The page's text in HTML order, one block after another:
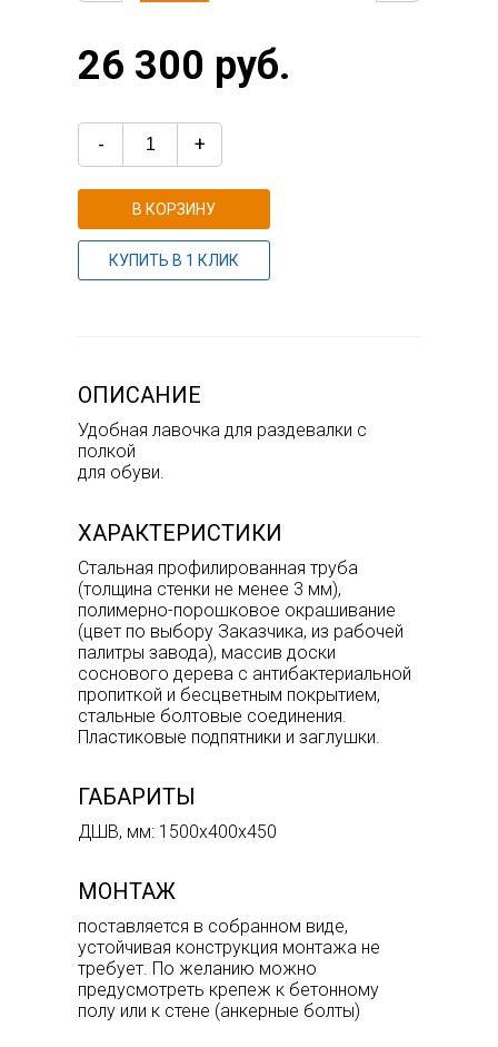
26 300 руб.
- +
В КОРЗИНУ
КУПИТЬ В 1 КЛИК
ОПИСАНИЕ
Удобная лавочка для раздевалки с
полкой
для обуви.
ХАРАКТЕРИСТИКИ
Стальная профилированная труба
(толщина стенки не менее 3 мм),
полимерно-порошковое окрашивание
(цвет по выбору Заказчика, из рабочей
палитры завода), массив доски
соснового дерева с антибактериальной
пропиткой и бесцветным покрытием,
стальные болтовые соединения.
Пластиковые подпятники и заглушки.
ГАБАРИТЫ
ДШВ, мм: 1500х400х450
МОНТАЖ
поставляется в собранном виде,
устойчивая конструкция монтажа не
требует. По желанию можно
предусмотреть крепеж к бетонному
полу или к стене (анкерные болты)